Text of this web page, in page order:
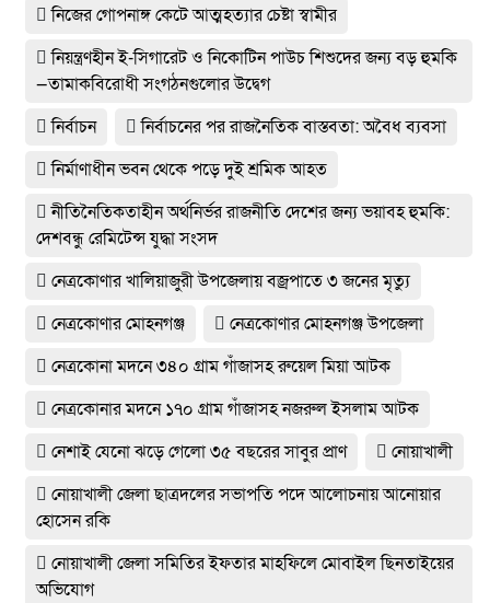
নিজের গোপনাঙ্গ কেটে আত্মহত্যার চেষ্টা স্বামীর
নিয়ন্ত্রণহীন ই-সিগারেট ও নিকোটিন পাউচ শিশুদের জন্য বড় হুমকি
—তামাকবিরোধী সংগঠনগুলোর উদ্বেগ
নির্বাচন
নির্বাচনের পর রাজনৈতিক বাস্তবতা: অবৈধ ব্যবসা
নির্মাণাধীন ভবন থেকে পড়ে দুই শ্রমিক আহত
নীতিনৈতিকতাহীন অর্থনির্ভর রাজনীতি দেশের জন্য ভয়াবহ হুমকি:
দেশবন্ধু রেমিটেন্স যুদ্ধা সংসদ
নেত্রকোণার খালিয়াজুরী উপজেলায় বজ্রপাতে ৩ জনের মৃত্যু
নেত্রকোণার মোহনগঞ্জ
নেত্রকোণার মোহনগঞ্জ উপজেলা
নেত্রকোনা মদনে ৩৪০ গ্রাম গাঁজাসহ রুয়েল মিয়া আটক
নেত্রকোনার মদনে ১৭০ গ্রাম গাঁজাসহ নজরুল ইসলাম আটক
নেশাই যেনো ঝড়ে গেলো ৩৫ বছরের সাবুর প্রাণ
নোয়াখালী
নোয়াখালী জেলা ছাত্রদলের সভাপতি পদে আলোচনায় আনোয়ার
হোসেন রকি
নোয়াখালী জেলা সমিতির ইফতার মাহফিলে মোবাইল ছিনতাইয়ের
অভিযোগ